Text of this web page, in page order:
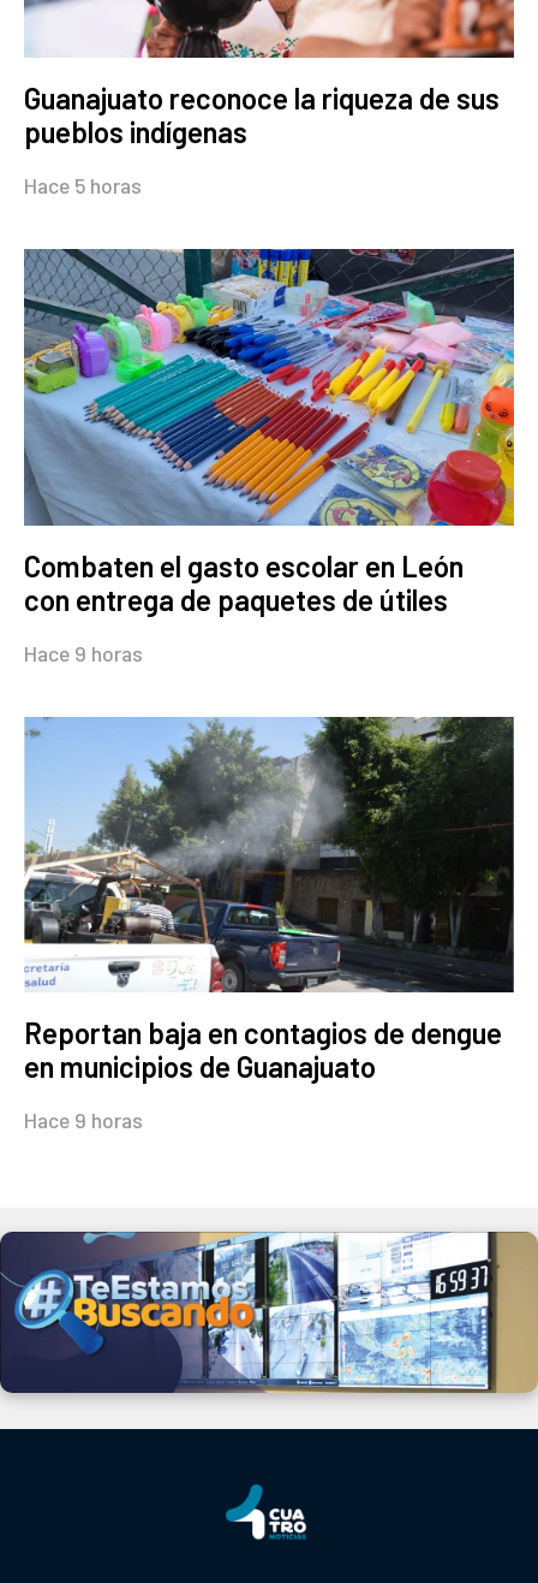
Guanajuato reconoce la riqueza de sus
pueblos indígenas
Hace 5 horas
Combaten el gasto escolar en León
con entrega de paquetes de útiles
Hace 9 horas
Reportan baja en contagios de dengue
en municipios de Guanajuato
Hace 9 horas